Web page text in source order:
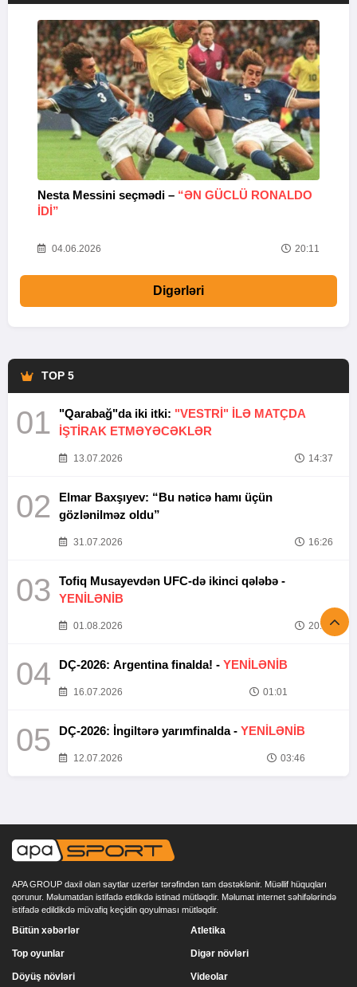
Nesta Messini seçmədi – “ƏN GÜCLÜ RONALDO
IDI”
04.06.2026 20:11
Digərləri
TOP 5
01 "Qarabağ"da iki itki: "VESTRİ" İLƏ MATÇDA
İŞTİRAK ETMƏYƏCƏKLƏR
13.07.2026 14:37
02
Elmar Baxşıyev: “Bu nəticə hamı üçün
gözlənilməz oldu”
31.07.2026 16:26
03
Tofiq Musayevdən UFC-də ikinci qələbə -
YENİLƏNİB
01.08.2026 20:52
04 DÇ-2026: Argentina finalda! - YENİLƏNİB
16.07.2026 01:01
05 DÇ-2026: İngiltərə yarımfinalda - YENİLƏNİB
12.07.2026 03:46
APA GROUP daxil olan saytlar uzerlər tərəfindən tam dəstəklənir. Müəllif hüquqları
qorunur. Məlumatdan istifadə etdikdə istinad mütləqdir. Məlumat internet səhifələrində
istifadə edildikdə müvafiq keçidin qoyulması mütləqdir.
Bütün xəbərlər
Top oyunlar
Döyüş növləri
Atletika
Digər növləri
Videolar